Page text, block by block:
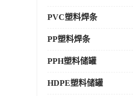
PVC塑料焊条
PP塑料焊条
PPH塑料储罐
HDPE塑料储罐